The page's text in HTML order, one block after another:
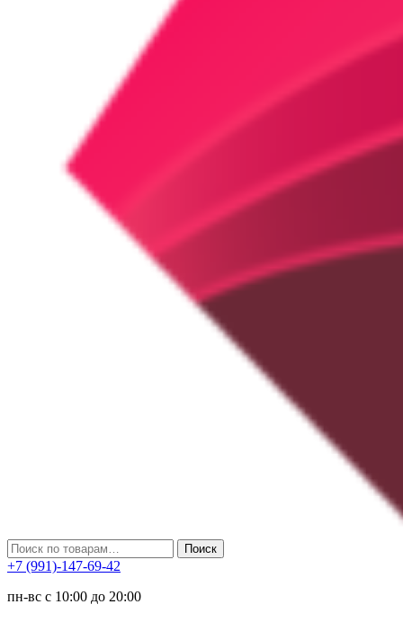
Искать: Поиск
+7 (991)-147-69-42
пн-вс с 10:00 до 20:00